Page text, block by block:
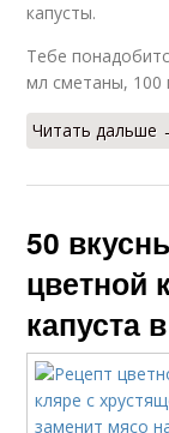
капусты.
Тебе
мл сметаны, 100
Читать дальше
50
цветной
капуста